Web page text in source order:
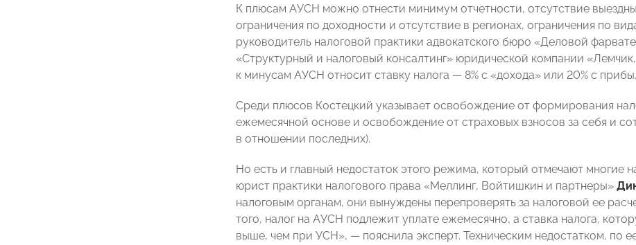
К плюсам АУСН можно отнести минимум отчетности, отсутствие
ограничения по доходности и отсутствие в регионах, ограничения по
руководитель налоговой практики адвокатского бюро «Деловой
«Структурный и налоговый консалтинг» юридической компании
к минусам АУСН относит ставку налога — 8% с «дохода» или 20% с
Среди плюсов Костецкий указывает освобождение от формирования
ежемесячной основе и освобождение от страховых взносов за себя и
в отношении последних).
Но есть и главный недостаток этого режима, который отмечают многие
юрист практики налогового права «Меллинг, Войтишкин и партнеры»
налоговым органам, они вынуждены перепроверять за налоговой ее
того, налог на АУСН подлежит уплате ежемесячно, а ставка налога,
выше, чем при УСН», — пояснила эксперт. Техническим недостатком, по